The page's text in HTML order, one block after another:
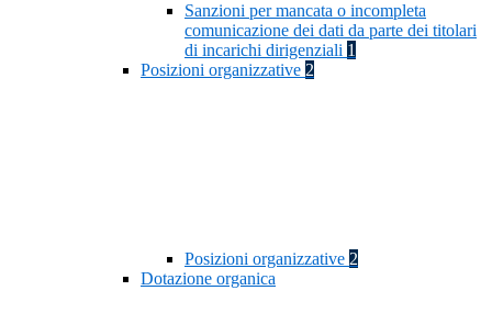
Sanzioni per mancata o incompleta
comunicazione dei dati da parte dei titolari
di incarichi dirigenziali 1
Posizioni organizzative 2
Posizioni organizzative 2
Dotazione organica